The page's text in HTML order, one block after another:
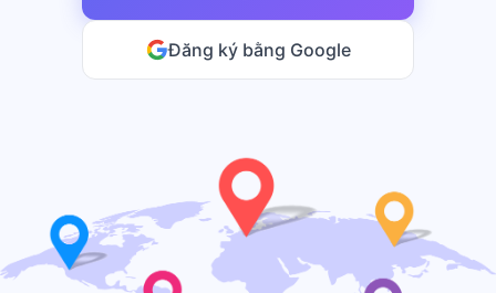
Đăng ký bằng Google